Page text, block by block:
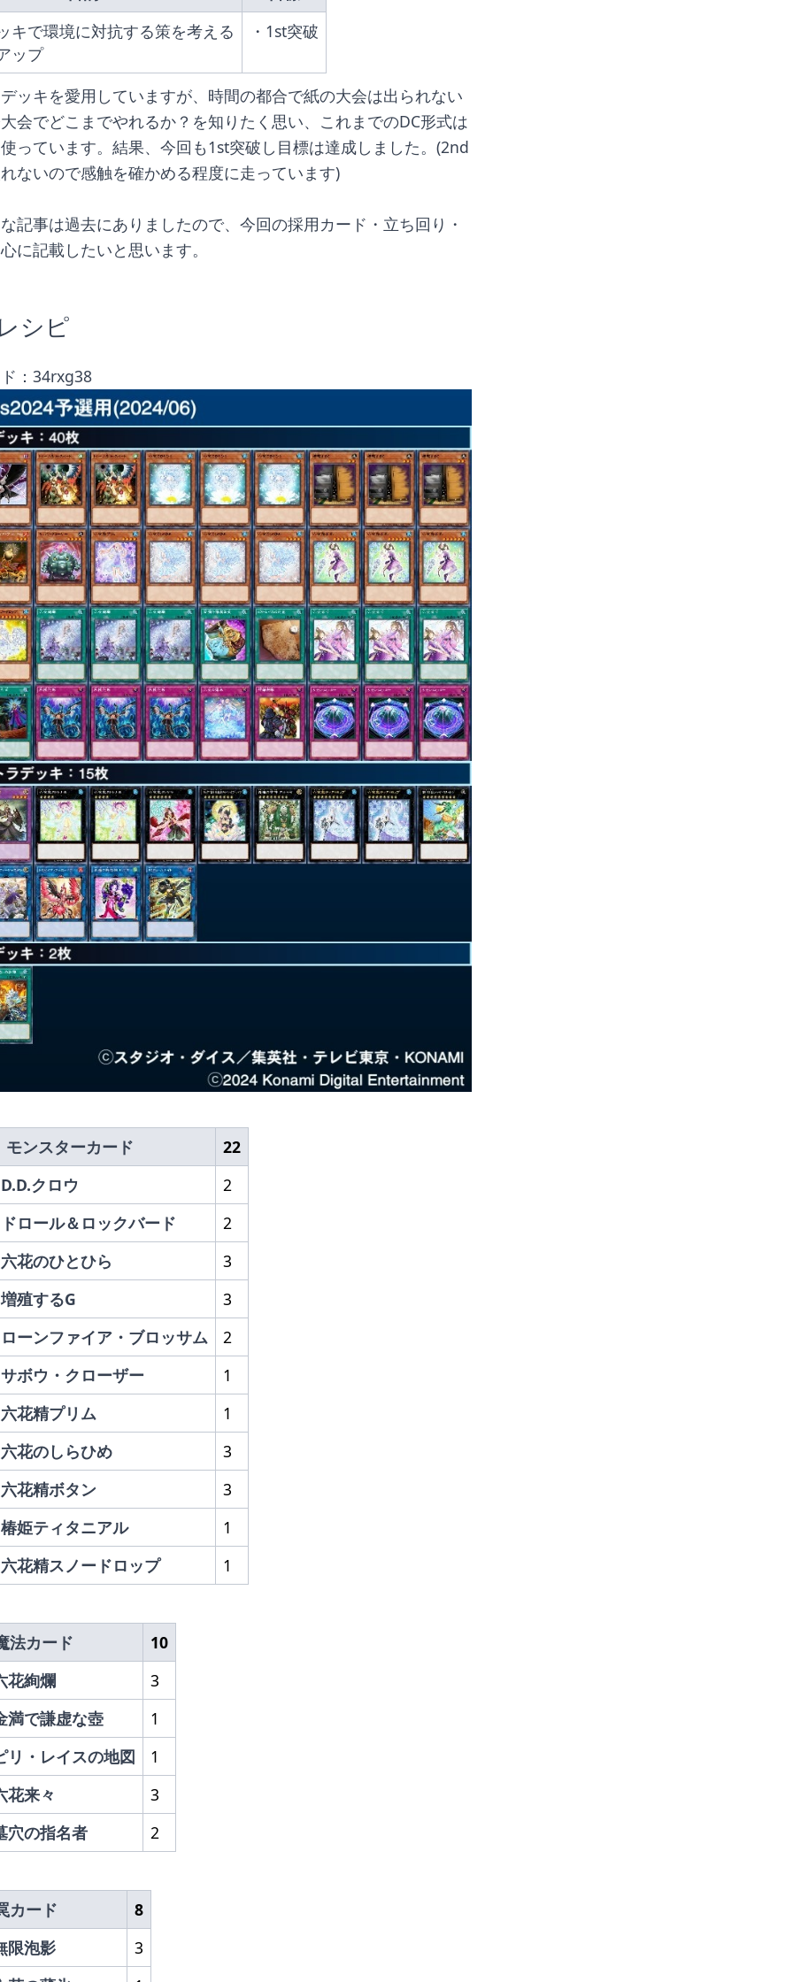
キで環境に対抗する策を考える
ップ
・1st突破
ッキを愛用していますが、時間の都合で紙の大会は出られない
会でどこまでやれるか？を知りたく思い、これまでのDC形式は
っています。結果、今回も1st突破し目標は達成しました。(2nd
ないので感触を確かめる程度に走っています)
記事は過去にありましたので、今回の採用カード・立ち回り・
に記載したいと思います。
シピ
：34rxg38
モンスターカード
22
D.D.クロウ
2
ドロール＆ロックバード
2
六花のひとひら
3
増殖するG
3
ローンファイア・ブロッサム
2
サボウ・クローザー
1
六花精プリム
1
六花のしらひめ
3
六花精ボタン
3
椿姫ティタニアル
1
六花精スノードロップ
1
法カード
10
花絢爛
3
満で謙虚な壺
1
リ・レイスの地図
1
花来々
3
穴の指名者
2
カード
8
限泡影
3